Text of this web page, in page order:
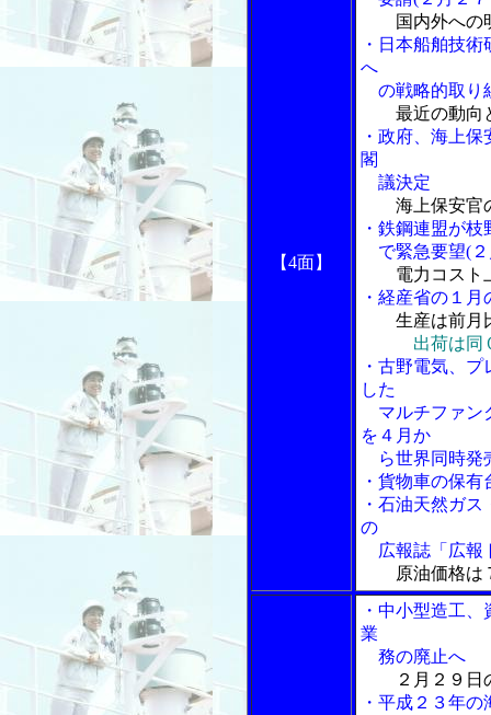
【4面】
国内外への
・日本船舶技
へ
の戦略的取り
最近の動向
・政府、海上
閣
議決定
海上保安官
・鉄鋼連盟が
で緊急要望(２
電力コスト
・経産省の１
生産は前月
出荷は同
・古野電気、
した
マルチファン
を４月か
ら世界同時発
・貨物車の保
・石油天然ガ
の
広報誌「広報
原油価格は
・中小型造工
業
務の廃止へ
２月２９
・平成２３年